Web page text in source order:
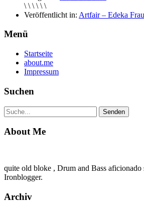
\ \ \ \ \ \
Veröffentlicht in: Artfair – Edeka
Menü
Startseite
about.me
Impressum
Suchen
About Me
quite old bloke , Drum and Bass aficionado
Ironblogger.
Archiv